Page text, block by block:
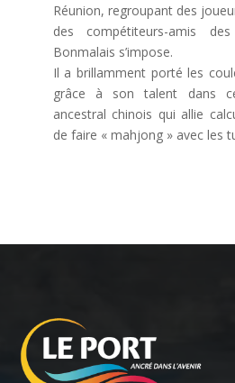
Réunion, regroupant des
des compétiteurs-amis
Bonmalais s’impose.
Il a brillamment porté les
grâce à son talent dans
ancestral chinois qui allie
de faire « mahjong » avec les